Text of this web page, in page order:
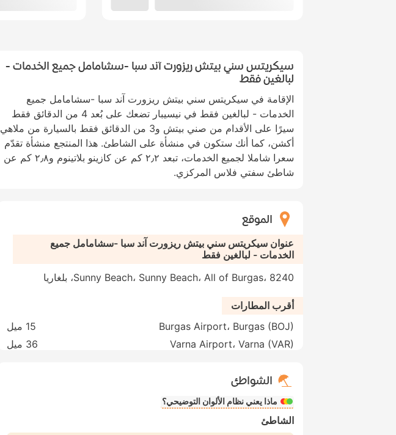
سيكريتس سني بيتش ريزورت آند سبا -سشامامل جميع الخدمات -
لبالغين فقط
الإقامة في سيكريتس سني بيتش ريزورت آند سبا -سشامامل جميع
الخدمات - لبالغين فقط في نيسيبار تضعك على بُعد 4 من الدقائق فقط
سيرًا على الأقدام من صني بيتش و3 من الدقائق فقط بالسيارة من ملاهي
أكشن، كما أنك ستكون في منشأة على الشاطئ. هذا المنتجع منشأة تقدّم
سعرا شاملا لجميع الخدمات، تبعد ٢٫٢ كم عن كازينو بلاتينوم و٢٫٨ كم عن
شاطئ سفتي فلاس المركزي.
الموقع
عنوان سيكريتس سني بيتش ريزورت آند سبا -سشامامل جميع
الخدمات - لبالغين فقط
Sunny Beach، Sunny Beach، All of Burgas، 8240، بلغاريا
أقرب المطارات
Burgas Airport، Burgas (BOJ)
15 ميل
Varna Airport، Varna (VAR)
36 ميل
الشواطئ
ماذا يعني نظام الألوان التوضيحي؟
الشاطئ